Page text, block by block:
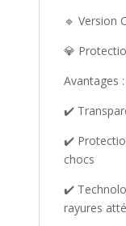
🔹 Version
💎
Avantages :
✔️
✔️
chocs
✔️
rayures